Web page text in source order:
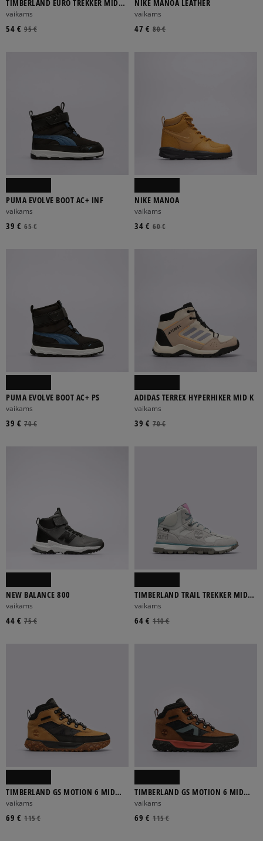
TIMBERLAND EURO TREKKER MID
LEATHER
vaikams
95 €
54 €
NIKE MANOA LEATHER
vaikams
80 €
47 €
PUMA EVOLVE BOOT AC+ INF
vaikams
65 €
39 €
NIKE MANOA
vaikams
60 €
34 €
PUMA EVOLVE BOOT AC+ PS
vaikams
70 €
39 €
ADIDAS TERREX HYPERHIKER MID K
vaikams
70 €
39 €
NEW BALANCE 800
vaikams
75 €
44 €
TIMBERLAND TRAIL TREKKER MID
GTX
vaikams
110 €
64 €
TIMBERLAND GS MOTION 6 MID
F/LWP
vaikams
115 €
69 €
TIMBERLAND GS MOTION 6 MID
F/LWP
vaikams
115 €
69 €